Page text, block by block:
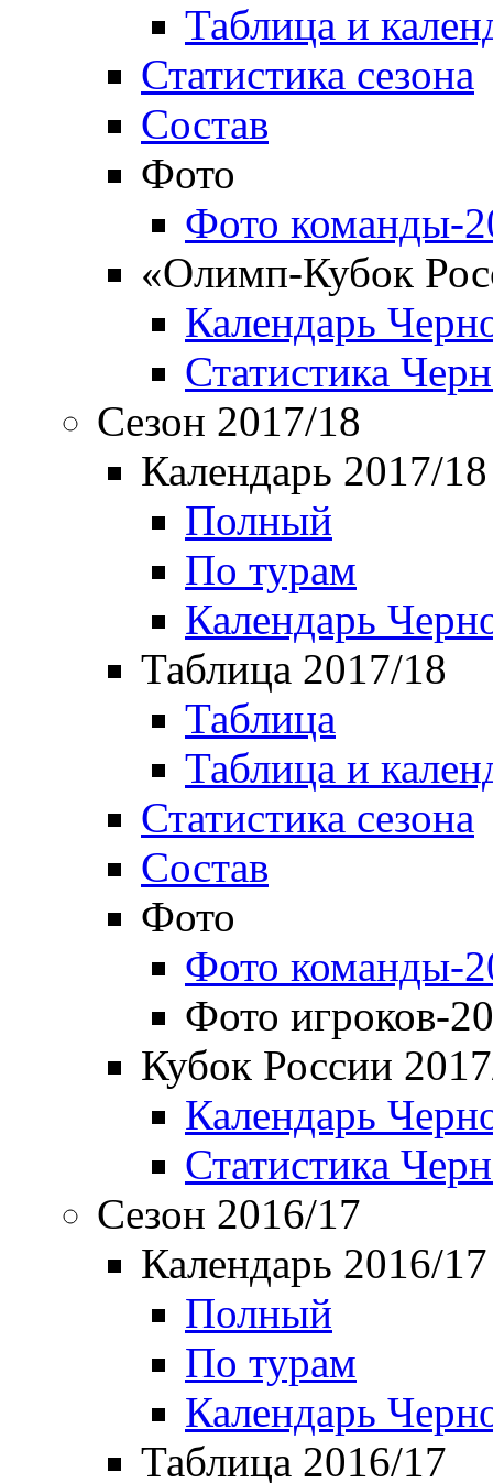
Таблица и
Статистика сезона
Состав
Фото
Фото команды-
«Олимп-Кубок
Календарь
Статистика
Сезон 2017/18
Календарь 2017/18
Полный
По турам
Календарь
Таблица 2017/18
Таблица
Таблица и
Статистика сезона
Состав
Фото
Фото команды-
Фото игроков-
Кубок России
Календарь
Статистика
Сезон 2016/17
Календарь 2016/17
Полный
По турам
Календарь
Таблица 2016/17